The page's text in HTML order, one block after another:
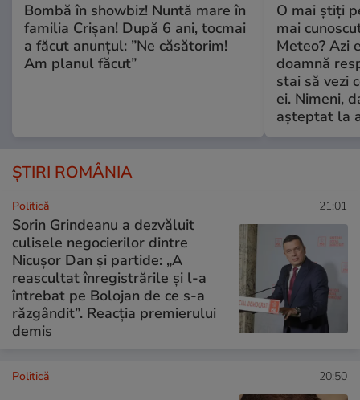
Bombă în showbiz! Nuntă mare în
familia Crișan! După 6 ani, tocmai
a făcut anunțul: ”Ne căsătorim!
Am planul făcut”
O mai știți
mai
Meteo? Azi
doamnă
stai să vezi
ei. Nimeni,
așteptat la
ȘTIRI ROMÂNIA
Politică 21:01
Sorin Grindeanu a dezvăluit
culisele negocierilor dintre
Nicușor Dan și partide: „A
reascultat înregistrările și l-a
întrebat pe Bolojan de ce s-a
răzgândit”. Reacția premierului
demis
Politică 20:50